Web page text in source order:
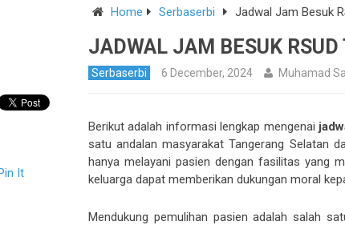
Home Serbaserbi Jadwal Jam Besuk
JADWAL JAM BESUK RSUD
Serbaserbi 6 December, 2024 Muhamad
Berikut adalah informasi lengkap mengenai
satu andalan masyarakat Tangerang Selatan
hanya melayani pasien dengan fasilitas yang
keluarga dapat memberikan dukungan moral
Mendukung pemulihan pasien adalah salah
It